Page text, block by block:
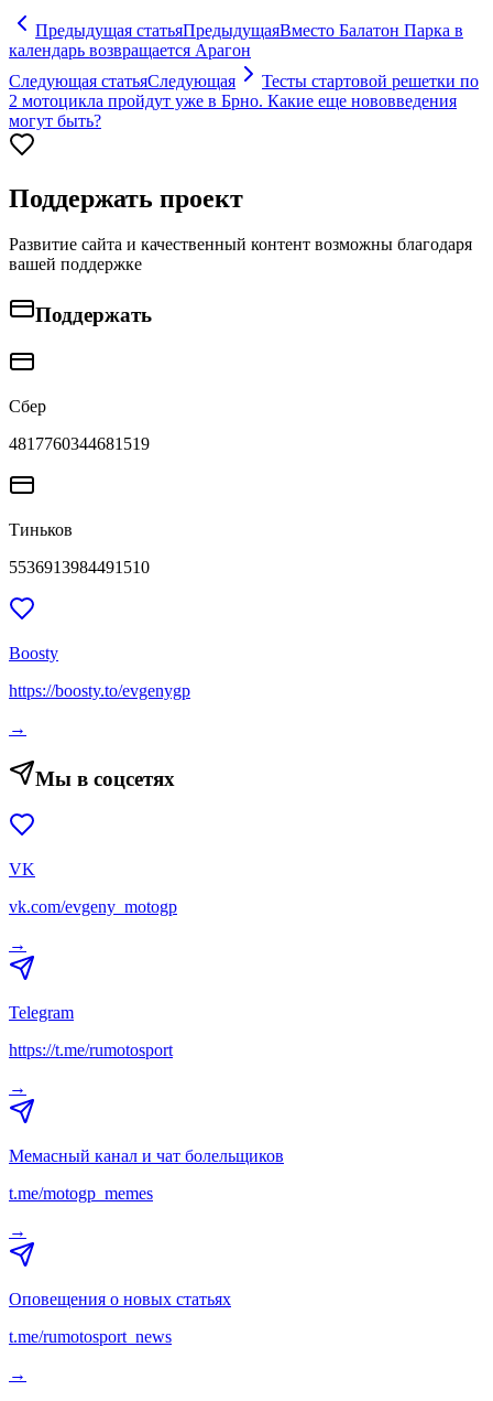
Предыдущая статьяПредыдущаяВместо Балатон Парка в
календарь возвращается Арагон
Следующая статьяСледующая
Тесты стартовой решетки по
2 мотоцикла пройдут уже в Брно. Какие еще нововведения
могут быть?
Поддержать проект
Развитие сайта и качественный контент возможны благодаря
вашей поддержке
Поддержать
Сбер
4817760344681519
Тиньков
5536913984491510
Boosty
https://boosty.to/evgenygp
→
Мы в соцсетях
VK
vk.com/evgeny_motogp
→
Telegram
https://t.me/rumotosport
→
Мемасный канал и чат болельщиков
t.me/motogp_memes
→
Оповещения о новых статьях
t.me/rumotosport_news
→